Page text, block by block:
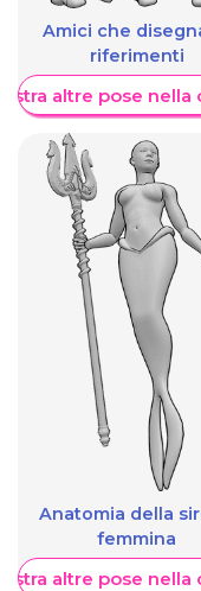
Amici che
riferimenti
altre pose nella
Anatomia della
femmina
altre pose nella